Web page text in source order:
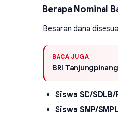
Berapa Nominal
Besaran dana
BACA JUGA
BRI
Siswa SD/
Siswa SMP/